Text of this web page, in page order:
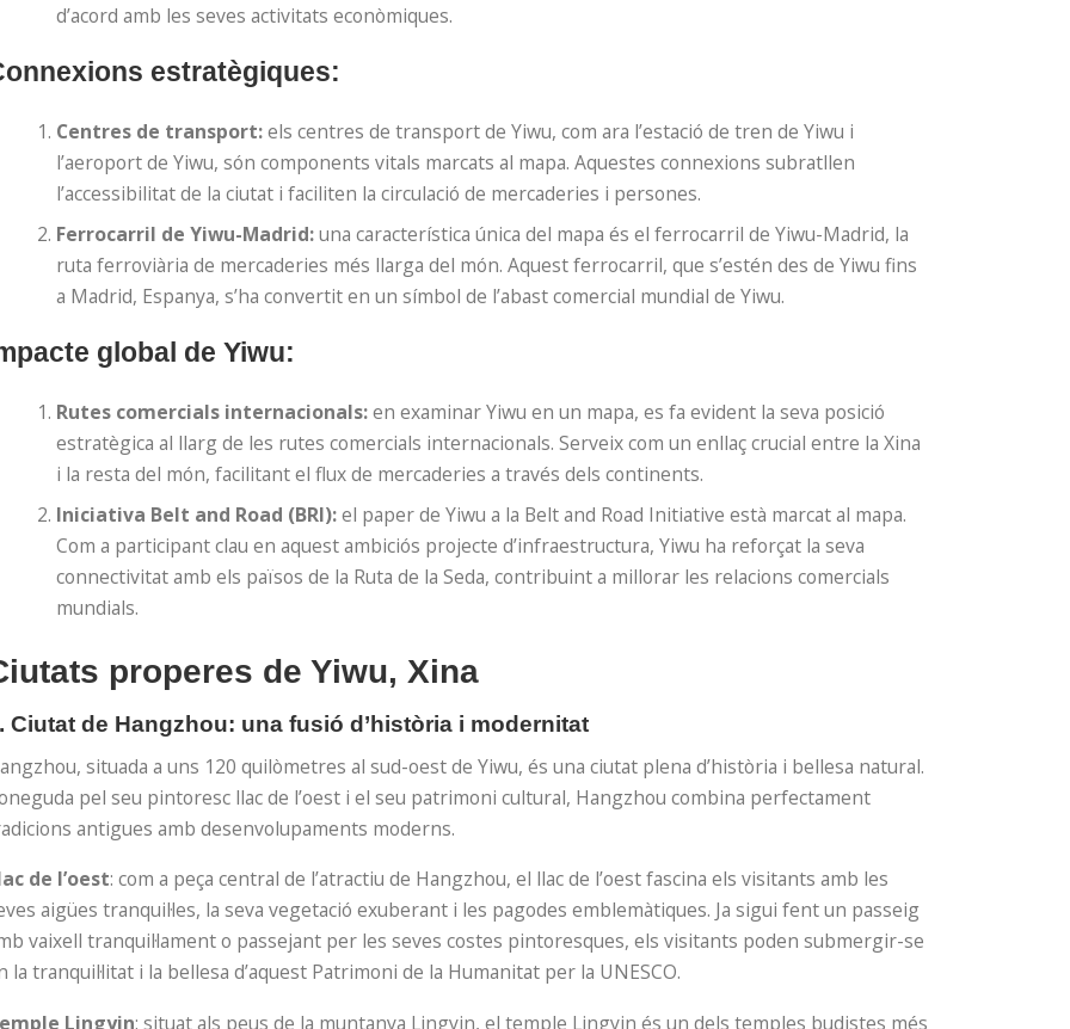
d’acord amb les seves activitats econòmiques.
estratègiques:
Centres de transport:els centres de transport de Yiwu, com ara l’estació de tren de Yiwu i
l’aeroport de Yiwu, són components vitals marcats al mapa. Aquestes connexions subratllen
l’accessibilitat de la ciutat i faciliten la circulació de mercaderies i persones.
Ferrocarril de Yiwu-Madrid:una característica única del mapa és el ferrocarril de Yiwu-Madrid, la
ruta ferroviària de mercaderies més llarga del món. Aquest ferrocarril, que s’estén des de Yiwu fins
a Madrid, Espanya, s’ha convertit en un símbol de l’abast comercial mundial de Yiwu.
global de Yiwu:
Rutes comercials internacionals:en examinar Yiwu en un mapa, es fa evident la seva posició
estratègica al llarg de les rutes comercials internacionals. Serveix com un enllaç crucial entre la Xina
i la resta del món, facilitant el flux de mercaderies a través dels continents.
Iniciativa Belt and Road (BRI):el paper de Yiwu a la Belt and Road Initiative està marcat al mapa.
Com a participant clau en aquest ambiciós projecte d’infraestructura, Yiwu ha reforçat la seva
connectivitat amb els països de la Ruta de la Seda, contribuint a millorar les relacions comercials
mundials.
properes de Yiwu, Xina
Ciutat de Hangzhou: una fusió d’història i modernitat
situada a uns 120 quilòmetres al sud-oest de Yiwu, és una ciutat plena d’història i bellesa natural.
pel seu pintoresc llac de l’oest i el seu patrimoni cultural, Hangzhou combina perfectament
antigues amb desenvolupaments moderns.
de l’oest: com a peça central de l’atractiu de Hangzhou, el llac de l’oest fascina els visitants amb les
aigües tranquil·les, la seva vegetació exuberant i les pagodes emblemàtiques. Ja sigui fent un passeig
vaixell tranquil·lament o passejant per les seves costes pintoresques, els visitants poden submergir-se
la tranquil·litat i la bellesa d’aquest Patrimoni de la Humanitat per la UNESCO.
Lingyin: situat als peus de la muntanya Lingyin, el temple Lingyin és un dels temples budistes més